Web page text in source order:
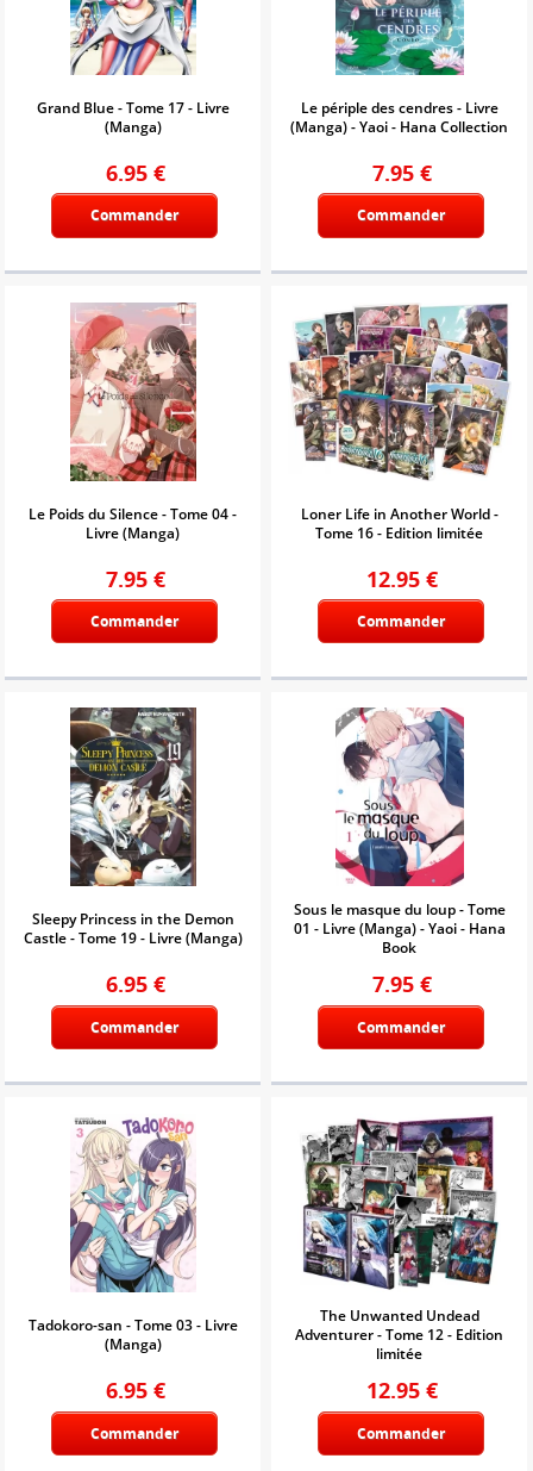
Grand Blue - Tome 17 - Livre
(Manga)
6.95 €
Commander
Le périple des cendres - Livre
(Manga) - Yaoi - Hana Collection
7.95 €
Commander
Le Poids du Silence - Tome 04 -
Livre (Manga)
7.95 €
Commander
Loner Life in Another World -
Tome 16 - Edition limitée
12.95 €
Commander
Sleepy Princess in the Demon
Castle - Tome 19 - Livre (Manga)
6.95 €
Commander
Sous le masque du loup - Tome
01 - Livre (Manga) - Yaoi - Hana
Book
7.95 €
Commander
Tadokoro-san - Tome 03 - Livre
(Manga)
6.95 €
Commander
The Unwanted Undead
Adventurer - Tome 12 - Edition
limitée
12.95 €
Commander